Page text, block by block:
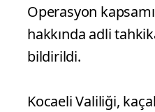
Operasyon
hakkında adli
bildirildi.
Kocaeli Valiliği,